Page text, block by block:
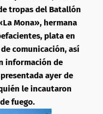
tropas del Batallón
Mona», hermana
plata en
comunicación, así
información de
ayer de
le incautaron
fuego.